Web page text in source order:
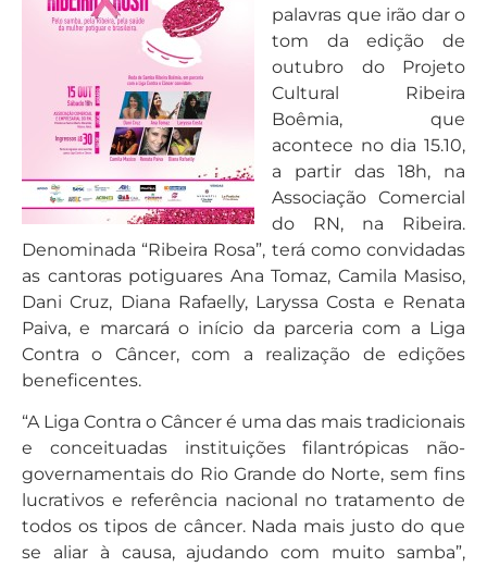
palavras que irão dar o
tom da edição de
outubro do Projeto
Cultural Ribeira
Boêmia, que
acontece no dia 15.10,
a partir das 18h, na
Associação Comercial
do RN, na Ribeira.
Denominada “Ribeira Rosa”, terá como convidadas
as cantoras potiguares Ana Tomaz, Camila Masiso,
Dani Cruz, Diana Rafaelly, Laryssa Costa e Renata
Paiva, e marcará o início da parceria com a Liga
Contra o Câncer, com a realização de edições
beneficentes.
“A Liga Contra o Câncer é uma das mais tradicionais
e conceituadas instituições filantrópicas não-
governamentais do Rio Grande do Norte, sem fins
lucrativos e referência nacional no tratamento de
todos os tipos de câncer. Nada mais justo do que
se aliar à causa, ajudando com muito samba”,